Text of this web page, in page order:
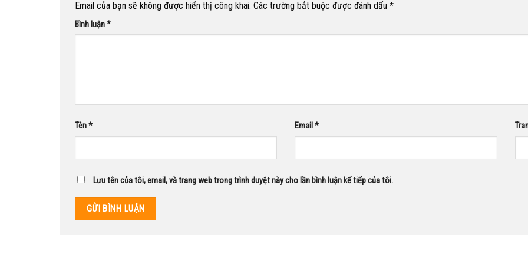
Email của bạn sẽ không được hiển thị công khai. Các trường bắt buộc được đánh dấu *
Bình luận*
Tên* Email*
Lưu tên của tôi, email, và trang web trong trình duyệt này cho lần bình luận kế tiếp của tôi.